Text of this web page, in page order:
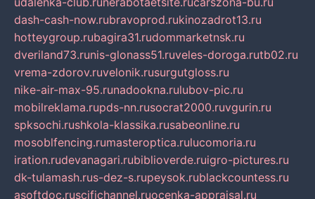
dash-cash-now.rubravoprod.rukinozadrot13.ru
hotteygroup.rubagira31.rudommarketnsk.ru
dveriland73.runis-glonass51.ruveles-doroga.rutb02.ru
vrema-zdorov.ruvelonik.rusurgutgloss.ru
nike-air-max-95.runadookna.rulubov-pic.ru
mobilreklama.rupds-nn.rusocrat2000.ruvgurin.ru
spksochi.rushkola-klassika.rusabeonline.ru
mosoblfencing.rumasteroptica.rulucomoria.ru
iration.rudevanagari.rubiblioverde.ruigro-pictures.ru
dk-tulamash.rus-dez-s.rupeysok.rublackcountess.ru
asoftdoc.ruscifichannel.ruocenka-appraisal.ru